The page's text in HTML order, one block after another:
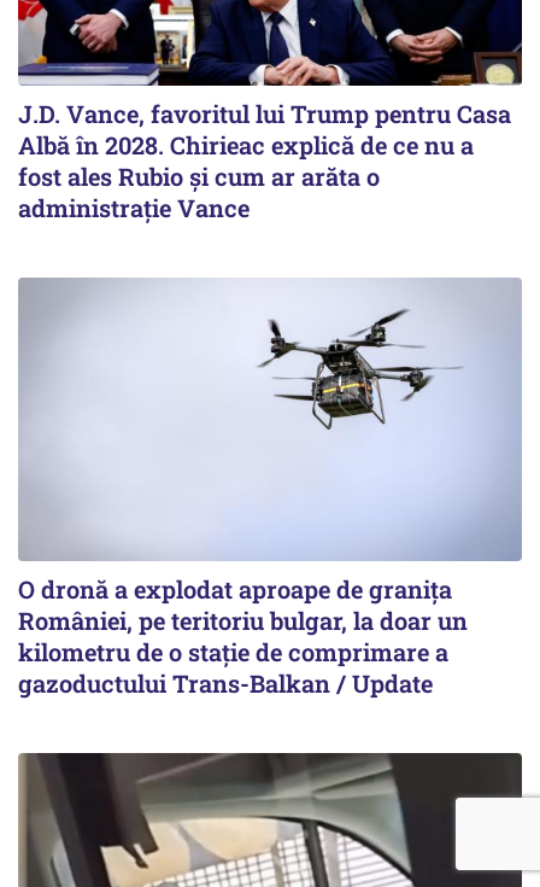
J.D. Vance, favoritul lui Trump pentru Casa
Albă în 2028. Chirieac explică de ce nu a
fost ales Rubio și cum ar arăta o
administrație Vance
O dronă a explodat aproape de granița
României, pe teritoriu bulgar, la doar un
kilometru de o stație de comprimare a
gazoductului Trans-Balkan / Update